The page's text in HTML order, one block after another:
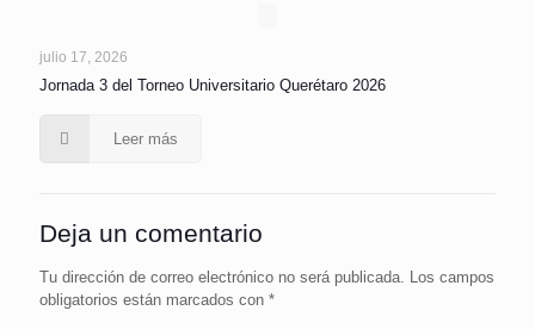
julio 17, 2026
Jornada 3 del Torneo Universitario Querétaro 2026
Leer más
Deja un comentario
Tu dirección de correo electrónico no será publicada. Los campos
obligatorios están marcados con *